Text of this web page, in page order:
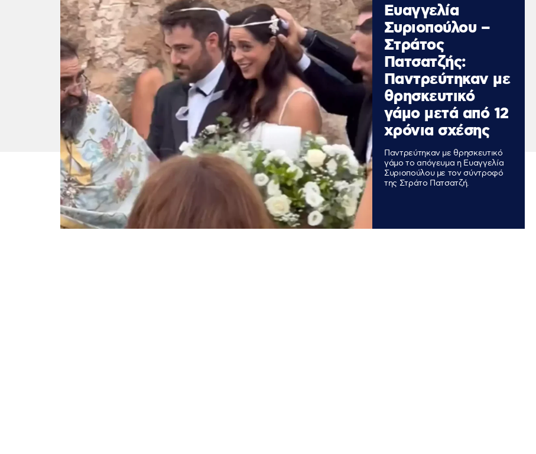
Ευαγγελία
Συριοπούλου –
Στράτος
Πατσατζής:
Παντρεύτηκαν με
θρησκευτικό
γάμο μετά από 12
χρόνια σχέσης
Παντρεύτηκαν με θρησκευτικό
γάμο το απόγευμα η Ευαγγελία
Συριοπούλου με τον σύντροφό
της Στράτο Πατσατζή.